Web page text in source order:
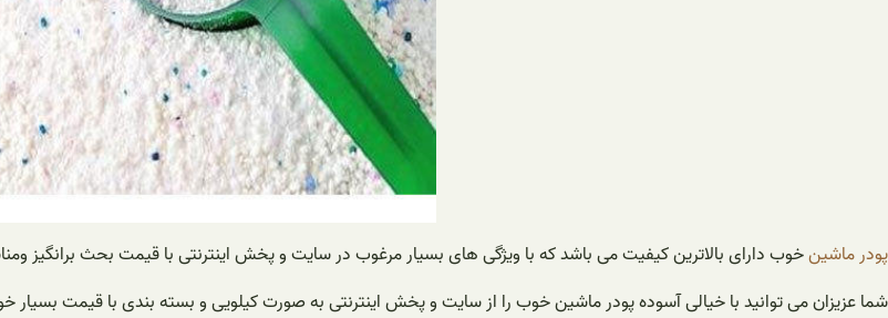
پودر ماشینخوب دارای بالاترین کیفیت می باشد که با ویژگی های بسیار مرغوب در سایت و پخش اینترنتی با قیمت بحث برانگیز
شما عزیزان می توانید با خیالی آسوده پودر ماشین خوب را از سایت و پخش اینترنتی به صورت کیلویی و بسته بندی با قیمت بسیار